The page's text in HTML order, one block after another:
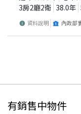
3房2廳2衛 38.0年
資料說明 內政部
有銷售中物件